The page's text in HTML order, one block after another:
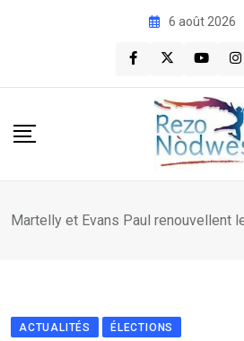
6 août 2026
Martelly et Evans Paul renouvellent
ACTUALITÉS ÉLECTIONS